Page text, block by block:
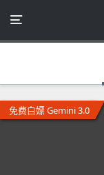
免费白嫖 Gemini 3.0